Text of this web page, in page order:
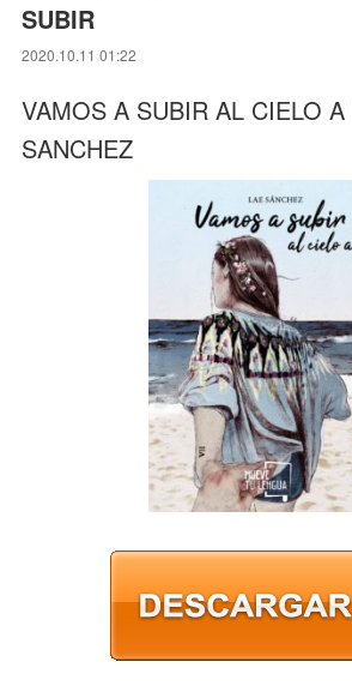
SUBIR
2020.10.11 01:22
VAMOS A SUBIR AL CIELO
SANCHEZ